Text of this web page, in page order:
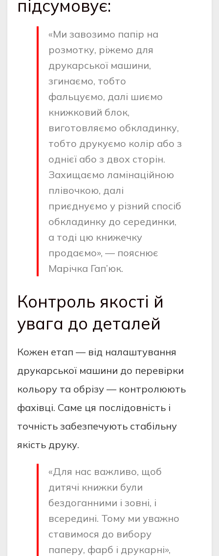
підсумовує:
«Ми завозимо папір на
розмотку, ріжемо для
друкарської машини,
згинаємо, тобто
фальцуємо, далі шиємо
книжковий блок,
виготовляємо обкладинку,
тобто друкуємо колір або з
однієї або з двох сторін.
Захищаємо ламінаційною
плівочкою, далі
приєднуємо у різний спосіб
обкладинку до серединки,
а тоді цю книжечку
продаємо», — пояснює
Марічка Гап’юк.
Контроль якості й
увага до деталей
Кожен етап — від налаштування
друкарської машини до перевірки
кольору та обрізу — контролюють
фахівці. Саме ця послідовність і
точність забезпечують стабільну
якість друку.
«Для нас важливо, щоб
дитячі книжки були
бездоганними і зовні, і
всередині. Тому ми уважно
ставимося до вибору
паперу, фарб і друкарні»,